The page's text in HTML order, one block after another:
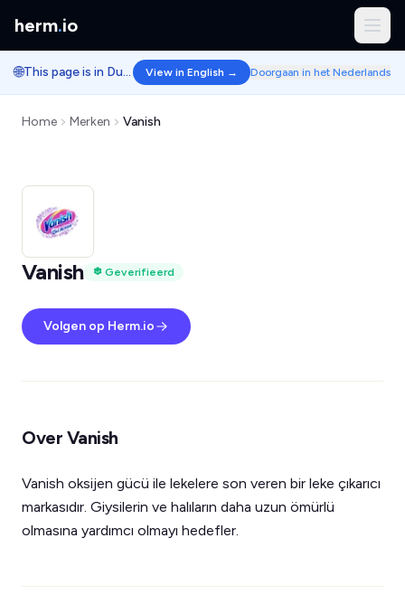
herm.io
🌐 This page is in Dutch. View in English → Doorgaan in het Nederlands
Home Merken Vanish
Vanish Geverifieerd
Volgen op Herm.io
Over Vanish
Vanish oksijen gücü ile lekelere son veren bir leke çıkarıcı
markasıdır. Giysilerin ve halıların daha uzun ömürlü
olmasına yardımcı olmayı hedefler.